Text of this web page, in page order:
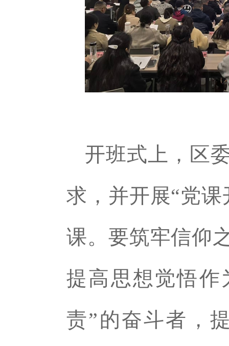
开班式上，区
求，并开展“党
课。要筑牢信仰
提高思想觉悟作
责”的奋斗者，